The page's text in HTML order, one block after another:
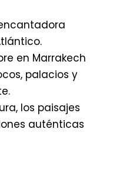
en Marrakech
palacios y
los paisajes
auténticas